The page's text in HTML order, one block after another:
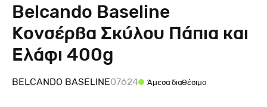
Belcando Baseline
Κονσέρβα Σκύλου Πάπια και
Ελάφι 400g
BELCANDO BASELINE07624 Άμεσα διαθέσιμο